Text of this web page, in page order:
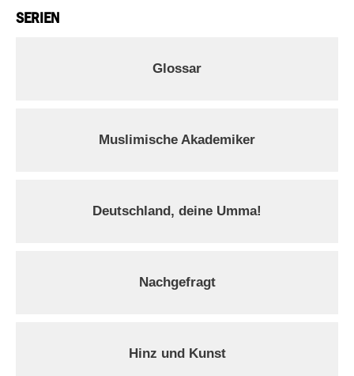
SERIEN
Glossar
Muslimische Akademiker
Deutschland, deine Umma!
Nachgefragt
Hinz und Kunst